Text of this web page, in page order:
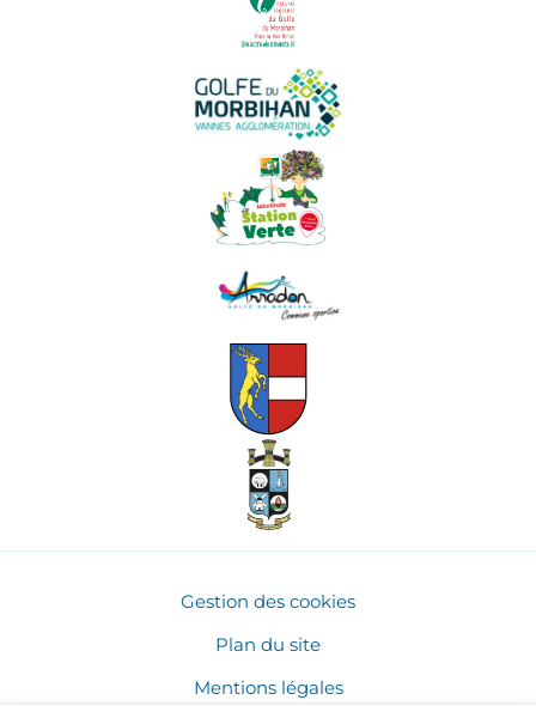
Gestion des cookies
Plan du site
Mentions légales